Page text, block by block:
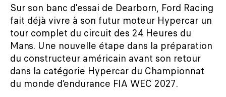
Sur son banc d'essai de Dearborn, Ford Racing
fait déjà vivre à son futur moteur Hypercar un
tour complet du circuit des 24 Heures du
Mans. Une nouvelle étape dans la préparation
du constructeur américain avant son retour
dans la catégorie Hypercar du Championnat
du monde d’endurance FIA WEC 2027.